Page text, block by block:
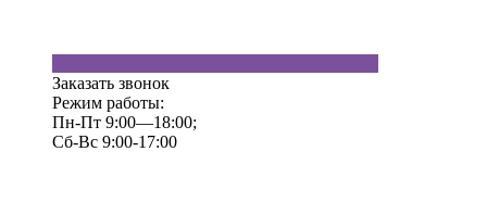
Заказать звонок
Режим работы:
Пн-Пт 9:00—18:00;
Сб-Вс 9:00-17:00